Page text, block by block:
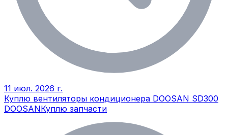
11 июл. 2026 г.
Куплю вентиляторы кондиционера DOOSAN SD300
DOOSANКуплю запчасти